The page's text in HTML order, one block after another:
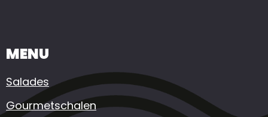
MENU
Salades
Gourmetschalen